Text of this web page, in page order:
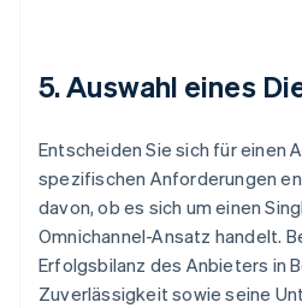
5. Auswahl eines
Entscheiden Sie sich für einen
spezifischen Anforderungen
davon, ob es sich um einen
Omnichannel-Ansatz handelt.
Erfolgsbilanz des Anbieters in
Zuverlässigkeit sowie seine